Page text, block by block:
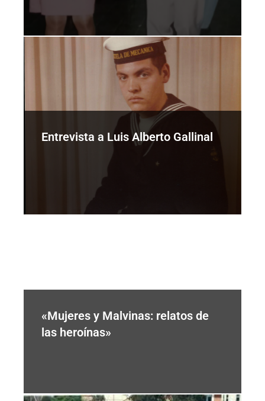
Entrevista a Luis Alberto Gallinal
«Mujeres y Malvinas: relatos de
las heroínas»